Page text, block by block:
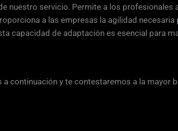
nuestro servicio. Permite a los
a las empresas la agilidad
capacidad de adaptación es esencial para
continuación y te contestaremos a la mayor